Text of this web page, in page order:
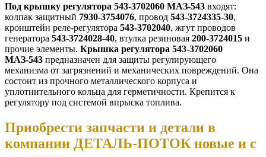
Под крышку регулятора 543-3702060 МАЗ-543 входят:
колпак защитный 7930-3754076, провод 543-3724335-30,
кронштейн реле-регулятора 543-3702040, жгут проводов
генератора 543-3724028-40, втулка резиновая 200-3724015 и
прочие элементы. Крышка регулятора 543-3702060
МАЗ-543 предназначен для защиты регулирующего
механизма от загрязнений и механических повреждений. Она
состоит из прочного металлического корпуса и
уплотнительного кольца для герметичности. Крепится к
регулятору под системой впрыска топлива.
Приобрести запчасти и детали в
компании ДЕТАЛЬ-ПОТОК новые и с